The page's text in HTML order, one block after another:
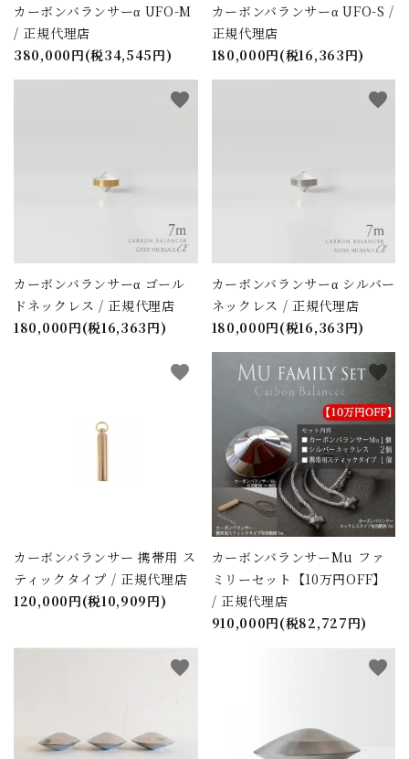
カーボンバランサーα UFO-M
/ 正規代理店
380,000円(税34,545円)
カーボンバランサーα UFO-S /
正規代理店
180,000円(税16,363円)
カーボンバランサーα ゴール
ドネックレス / 正規代理店
180,000円(税16,363円)
favorite
カーボンバランサーα シルバー
ネックレス / 正規代理店
180,000円(税16,363円)
favorite
カーボンバランサー 携帯用 ス
ティックタイプ / 正規代理店
120,000円(税10,909円)
favorite
カーボンバランサーMu ファ
ミリーセット【10万円OFF】
/ 正規代理店
910,000円(税82,727円)
favorite
favorite favorite